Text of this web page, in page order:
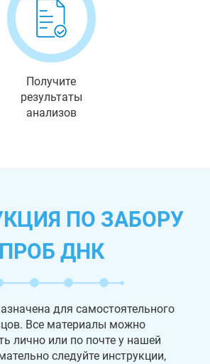
Получите
результаты
анализов
ПО ЗАБОРУ
ПРОБ ДНК
для самостоятельного
Все материалы можно
лично или по почте у нашей
следуйте инструкции,